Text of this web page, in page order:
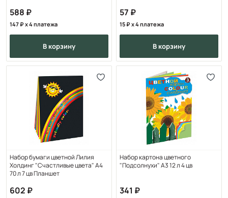
588
147 x 4 платежа
в корзину
57
15 x 4 платежа
в корзину
Набор бумаги цветной Лилия
Холдинг "Счастливые цвета" А4
70 л 7 цв Планшет
602
Набор картона цветного
"Подсолнухи" А3 12 л 4 цв
341